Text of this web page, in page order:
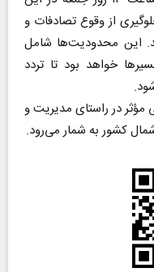
از وقوع تصادفات و
این محدودیت‌ها شامل
خواهد بود تا تردد
مؤثر در راستای مدیریت و
کشور به شمار می‌رود.